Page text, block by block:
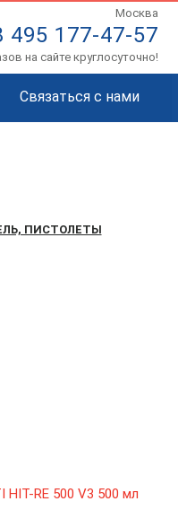
Москва
495 177-47-57
на сайте круглосуточно!
Связаться с нами
ПИСТОЛЕТЫ